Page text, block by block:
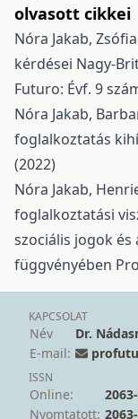
olvasott cikkei
Nóra Jakab,
kérdései Nagy-
Futuro: Évf. 9
Nóra Jakab,
foglalkoztatás
(2022)
Nóra Jakab,
foglalkoztatási
szociális jogok
függvényében
KAPCSOLAT
Név
Dr.
E-mail:
ISSN
Online:
Nyomtatott: